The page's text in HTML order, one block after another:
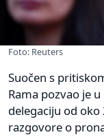
Foto: Reuters
Suočen s
Rama pozvao je
delegaciju od
razgovore o